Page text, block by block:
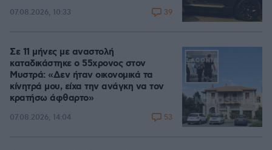
07.08.2026, 10:33 39
Σε 11 μήνες με αναστολή
καταδικάστηκε ο 55χρονος στον
Μυστρά: «Δεν ήταν οικονομικά τα
κίνητρά μου, είχα την ανάγκη να τον
κρατήσω άφθαρτο»
07.08.2026, 14:04 53